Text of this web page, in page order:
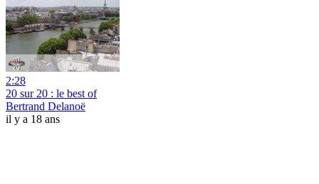
2:28
20 sur 20 : le best of
Bertrand Delanoë
il y a 18 ans